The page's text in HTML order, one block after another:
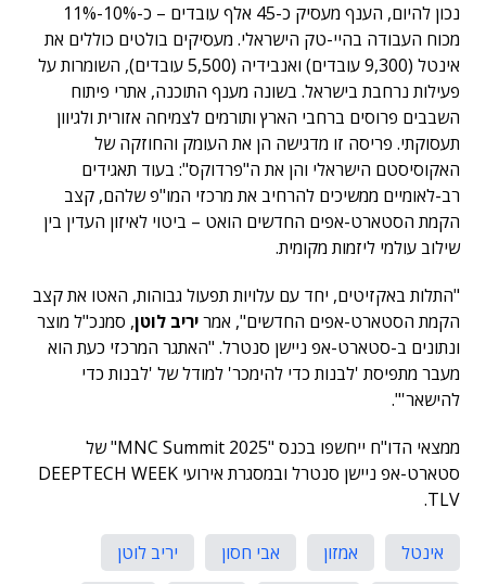
נכון להיום, הענף מעסיק כ-45 אלף עובדים – כ-10%-11%
מכוח העבודה בהיי-טק הישראלי. מעסיקים בולטים כוללים את
אינטל (9,300 עובדים) ואנבידיה (5,500 עובדים), השומרות על
פעילות נרחבת בישראל. בשונה מענף התוכנה, אתרי פיתוח
השבבים פרוסים ברחבי הארץ ותורמים לצמיחה אזורית ולגיוון
תעסוקתי. פריסה זו מדגישה הן את העומק והחוזקה של
האקוסיסטם הישראלי והן את ה"פרדוקס": בעוד תאגידים
רב-לאומיים ממשיכים להרחיב את מרכזי המו"פ שלהם, קצב
הקמת הסטארט-אפים החדשים הואט – ביטוי לאיזון העדין בין
שילוב עולמי ליזמות מקומית.
"התלות באקזיטים, יחד עם עלויות תפעול גבוהות, האטו את קצב
הקמת הסטארט-אפים החדשים", אמריריב לוטן, סמנכ"ל מוצר
ונתונים ב-סטארט-אפ ניישן סנטרל. "האתגר המרכזי כעת הוא
מעבר מתפיסת 'לבנות כדי להימכר' למודל של 'לבנות כדי
להישאר'".
ממצאי הדו"ח ייחשפו בכנס "MNC Summit 2025" של
סטארט-אפ ניישן סנטרל ובמסגרת אירועי DEEPTECH WEEK
TLV.
אינטל אמזון אבי חסון
יריב לוטן